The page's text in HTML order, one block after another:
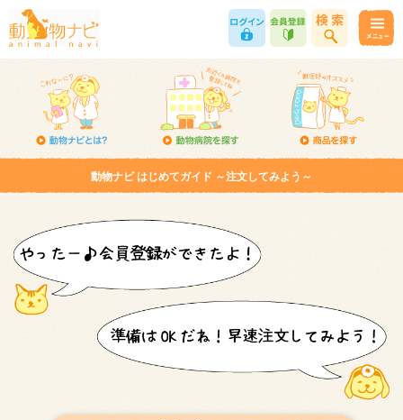
動物ナビ はじめてガイド ～注文してみよう～